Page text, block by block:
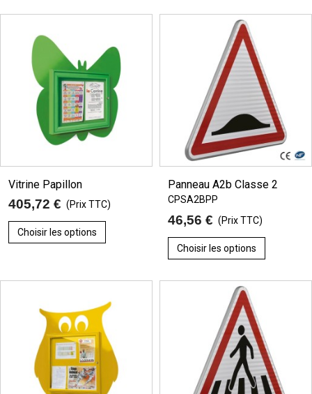
Vitrine Papillon
405,72 € (Prix TTC)
Choisir les options
Panneau A2b Classe 2
CPSA2BPP
46,56 € (Prix TTC)
Choisir les options